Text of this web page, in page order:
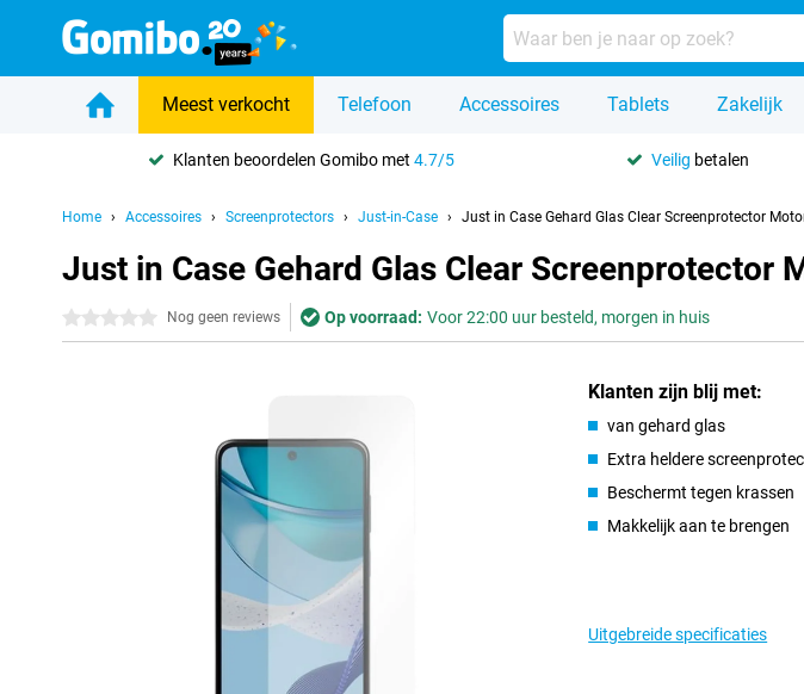
Meest verkocht Telefoon Accessoires Tablets Zakelijk
Klanten beoordelen Gomibo met 4.7/5 Veilig betalen
Home Accessoires Screenprotectors Just-in-Case Just in Case Gehard Glas Clear Screenprotector
Just in Case Gehard Glas Clear Screenprotector
0 sterren Nog geen reviews Op voorraad: Voor 22:00 uur besteld, morgen in huis
Klanten zijn blij met:
van gehard glas
Extra heldere
Beschermt tegen krassen
Makkelijk aan te brengen
Uitgebreide specificaties